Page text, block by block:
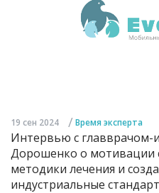
19 сен 2024 / Время эксперта
Интервью с
Дорошенко о мотивации
методики лечения и
индустриальные